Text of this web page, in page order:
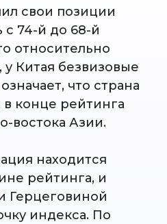
свои позиции
с 74-й до 68-й
относительно
у Китая безвизовые
что страна
конце рейтинга
востока Азии.
находится
рейтинга, и
Герцеговиной
индекса. По